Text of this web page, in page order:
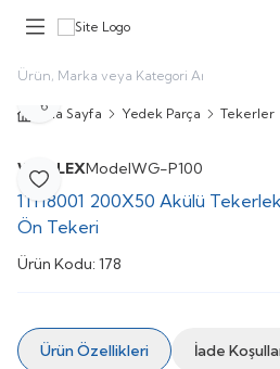
Ana Sayfa Yedek Parça Tekerler
Favoriye Ekle
Paylaş
WOLLEXModelWG-P100
11118001 200X50 Akülü
Ön Tekeri
Ürün Kodu: 178
Ürün Özellikleri İade